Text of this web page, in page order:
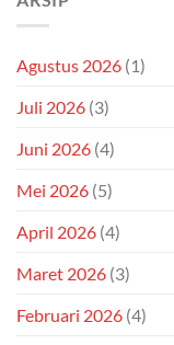
Agustus 2026 (1)
Juli 2026 (3)
Juni 2026 (4)
Mei 2026 (5)
April 2026 (4)
Maret 2026 (3)
Februari 2026 (4)